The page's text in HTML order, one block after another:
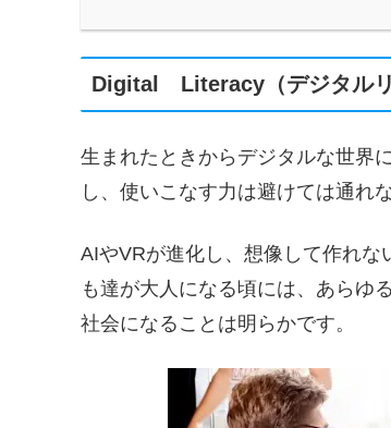
Digital Literacy（デジタルリ
生まれたときからデジタルな世界
し、使いこなす力は避けては通れ
AIやVRが進化し、想像して作れ
も達が大人になる頃には、あらゆ
社会になることは明らかです。